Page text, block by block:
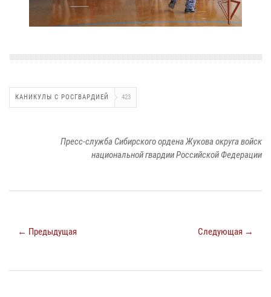
КАНИКУЛЫ С РОСГВАРДИЕЙ 423
Пресс-служба Сибирского ордена Жукова округа войск
национальной гвардии Российской Федерации
← Предыдущая Следующая →